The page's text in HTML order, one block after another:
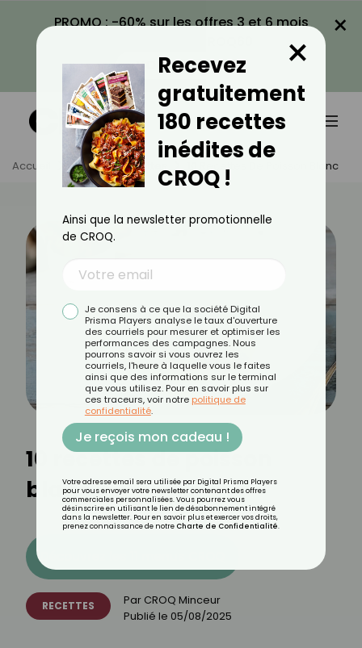
PROMO : -60% sur les offres 3 et 6 mois
VOIR LA PROMO
×
Accueil Actus Recettes 10 Recettes De Poisson Blanc
10 recettes de poisson
blanc
RECETTES Par CROQ Minceur
Publié le 05/08/2025
Recevez
gratuitement
180 recettes
inédites de
CROQ !
×
Ainsi que la newsletter promotionnelle
de CROQ.
Je consens à ce que la société Digital
Prisma Players analyse le taux d'ouverture
des courriels pour mesurer et optimiser les
performances des campagnes. Nous
pourrons savoir si vous ouvrez les
courriels, l'heure à laquelle vous le faites
ainsi que des informations sur le terminal
que vous utilisez. Pour en savoir plus sur
ces traceurs, voir notre politique de
confidentialité.
Je reçois mon cadeau !
Votre adresse email sera utilisée par Digital Prisma Players
pour vous envoyer votre newsletter contenant des offres
commerciales personnalisées. Vous pourrez vous
désinscrire en utilisant le lien de désabonnement intégré
dans la newsletter. Pour en savoir plus et exercer vos droits,
prenez connaissance de notre Charte de Confidentialité.